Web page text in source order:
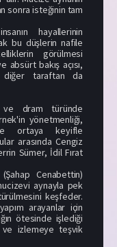
sonra isteğinin tam
hayallerinin
bu düşlerin nafile
görülmesi
bakış açısı,
diğer taraftan da
ve dram türünde
yönetmenliği,
ortaya keyifle
arasında Cengiz
Sümer, İdil Fırat
Cenabettin)
aynayla pek
keşfeder.
arayanlar için
ötesinde işlediği
ve izlemeye teşvik